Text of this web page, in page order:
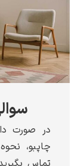
در صورت
چاپبو،